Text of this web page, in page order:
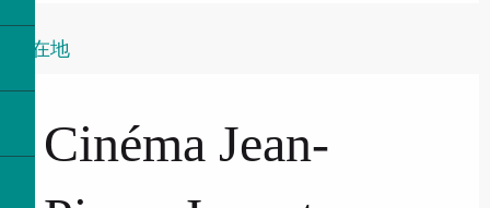
所在地
Cinéma Jean-